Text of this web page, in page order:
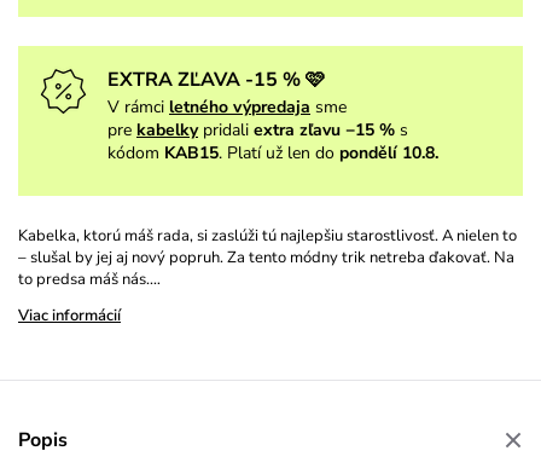
EXTRA ZĽAVA -15 % 🩷
V rámci letného výpredaja sme
pre kabelky pridali extra zľavu −15 % s
kódom KAB15. Platí už len do pondělí 10.8.
Kabelka, ktorú máš rada, si zaslúži tú najlepšiu starostlivosť. A nielen to
– slušal by jej aj nový popruh. Za tento módny trik netreba ďakovať. Na
to predsa máš nás.…
Viac informácií
Popis